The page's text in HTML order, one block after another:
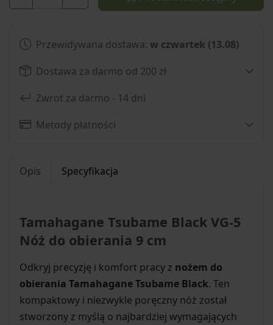
Przewidywana dostawa: w czwartek (13.08)
Dostawa za darmo od 200 zł
Zwrot za darmo - 14 dni
Metody płatności
Opis Specyfikacja
Tamahagane Tsubame Black VG-5
Nóż do obierania 9 cm
Odkryj precyzję i komfort pracy z nożem do
obierania Tamahagane Tsubame Black. Ten
kompaktowy i niezwykle poręczny nóż został
stworzony z myślą o najbardziej wymagających